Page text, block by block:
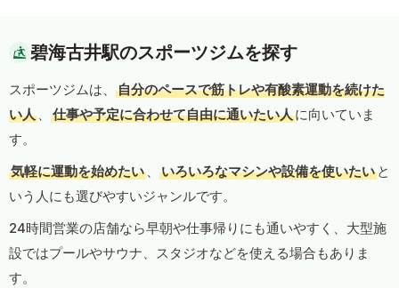
碧海古井駅のスポーツジムを探す
スポーツジムは、
自分のペースで筋トレや有酸素運動を続けた
い人 、 仕事や予定に合わせて自由に通いたい人に向いていま
す。
気軽に運動を始めたい 、 いろいろなマシンや設備を使いたい と
いう人にも選びやすいジャンルです。
24時間営業の店舗なら早朝や仕事帰りにも通いやすく、大型施
設ではプールやサウナ、スタジオなどを使える場合もありま
す。